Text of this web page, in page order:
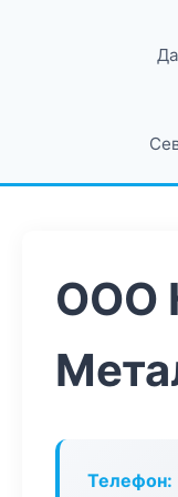
ООО
Телефон: